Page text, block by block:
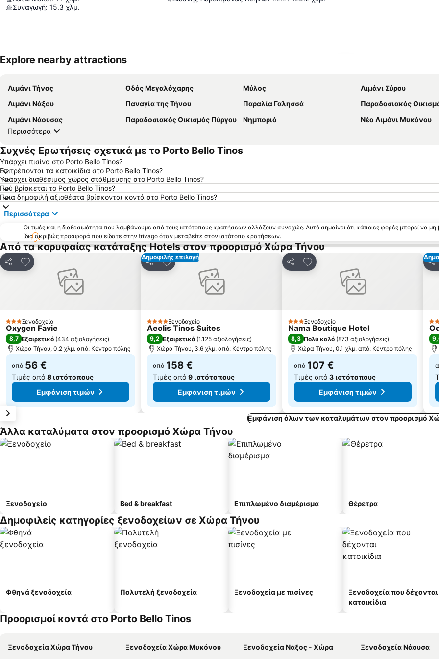
Συναγωγή: 15.3 χλμ.
Explore nearby attractions
Λιμάνι Τήνος Οδός Μεγαλόχαρης Μύλος
Λιμάνι Σύρου
Λιμάνι Νάξου
Παναγία της Τήνου Παραλία Γαλησσά
Παραδοσιακός Οικισμός
Λιμάνι Νάουσας
Παραδοσιακός Οικισμός Πύργου Νημποριό
Νέο Λιμάνι Μυκόνου
Περισσότερα
Συχνές Ερωτήσεις σχετικά με το Porto Bello Tinos
Υπάρχει πισίνα στο Porto Bello Tinos?
Επιτρέπονται τα κατοικίδια στο Porto Bello Tinos?
Υπάρχει διαθέσιμος χώρος στάθμευσης στο Porto Bello Tinos?
Πού βρίσκεται το Porto Bello Tinos?
Ποια δημοφιλή αξιοθέατα βρίσκονται κοντά στο Porto Bello Tinos?
Περισσότερα
Οι τιμές και η διαθεσιμότητα που λαμβάνουμε από τους ιστότοπους κρατήσεων αλλάζουν συνεχώς. Αυτό σημαίνει ότι κάποιες φορές μπορεί να μη
ίδια ακριβώς προσφορά που είδατε στην trivago όταν μεταβείτε στον ιστότοπο κρατήσεων.
Από τα κορυφαίας κατάταξης Hotels στον προορισμό Χώρα Τήνου
Κοινοποίηση
Προσθήκη στα αγαπημένα
3 ΑστέριαΞενοδοχείο
Oxygen Favie
8,7 Εξαιρετικό (434 αξιολογήσεις)
Χώρα Τήνου, 0.2 χλμ. από: Κέντρο πόλης
από 56 €
Τιμές από 8 ιστότοπους
Εμφάνιση τιμών
Δημοφιλής επιλογή
Κοινοποίηση
Προσθήκη στα αγαπημένα
4 ΑστέριαΞενοδοχείο
Aeolis Tinos Suites
9,2 Εξαιρετικό (1.125 αξιολογήσεις)
Χώρα Τήνου, 3.6 χλμ. από: Κέντρο πόλης
από 158 €
Τιμές από 9 ιστότοπους
Εμφάνιση τιμών
Κοινοποίηση
Προσθήκη στα αγαπημένα
3 ΑστέριαΞενοδοχείο
Nama Boutique Hotel
8,3 Πολύ καλό (873 αξιολογήσεις)
Χώρα Τήνου, 0.1 χλμ. από: Κέντρο πόλης
από 107 €
Τιμές από 3 ιστότοπους
Εμφάνιση τιμών
5
Εμφάνιση όλων των καταλυμάτων στον προορισμό
Άλλα καταλύματα στον προορισμό Χώρα Τήνου
Ξενοδοχείο Bed & breakfast Επιπλωμένο διαμέρισμα Θέρετρα
Δημοφιλείς κατηγορίες ξενοδοχείων σε Χώρα Τήνου
Φθηνά ξενοδοχεία Πολυτελή ξενοδοχεία Ξενοδοχεία με πισίνες
Ξενοδοχεία που δέχονται
κατοικίδια
Προορισμοί κοντά στο Porto Bello Tinos
Ξενοδοχεία Χώρα Τήνου Ξενοδοχεία Χώρα Μυκόνου Ξενοδοχεία Νάξος - Χώρα
Ξενοδοχεία Νάουσα